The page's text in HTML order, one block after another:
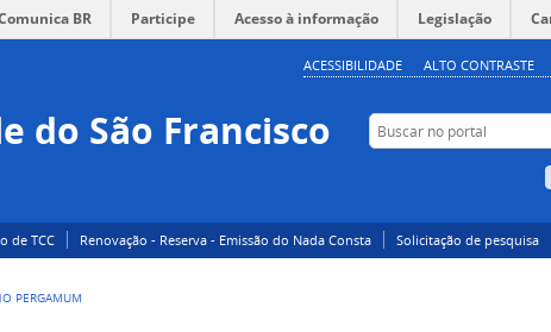
BR Participe Acesso à informação Legislação
ACESSIBILIDADE ALTO CONTRASTE
do São Francisco Buscar no portal
de TCC Renovação - Reserva - Emissão do Nada Consta Solicitação de pesquisa
PERGAMUM